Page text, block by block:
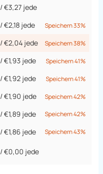
/€3,27 jede
/€2,18 jede Speichern 33%
/€2,04 jede Speichern 38%
/€1,93 jede Speichern 41%
/€1,92 jede Speichern 41%
/€1,90 jede Speichern 42%
/€1,89 jede Speichern 42%
/€1,86 jede Speichern 43%
/€0,00 jede